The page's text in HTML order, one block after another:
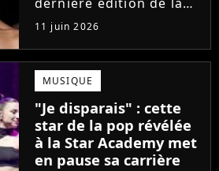
Star Academy se font
une place dans le nid.
Dans le sillage d'Ambre,
c'est au tour de Lily
Campa de présenter
son univers à travers...
11 juin 2026
MUSIQUE
"Je disparais" : cette
star de la pop révélée
à la Star Academy met
en pause sa carrière